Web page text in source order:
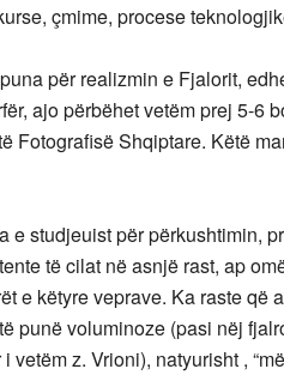
çmime, procese
për realizmin e Fjalorit,
ajo përbëhet vetëm prej 5-6
Fotografisë Shqiptare. Këtë
studjeuist për përkushtimin,
të cilat në asnjë rast, ap
e këtyre veprave. Ka raste që
punë voluminoze (pasi nëj
vetëm z. Vrioni), natyurisht ,